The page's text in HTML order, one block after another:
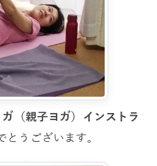
（親子ヨガ）インストラ
とうございます。